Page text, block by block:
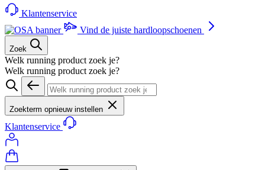
Klantenservice
Vind de juiste hardloopschoenen
Zoek
Welk running product zoek je?
Welk running product zoek je?
Zoekterm opnieuw instellen
Klantenservice